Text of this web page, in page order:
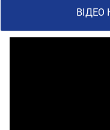
ВІДЕО